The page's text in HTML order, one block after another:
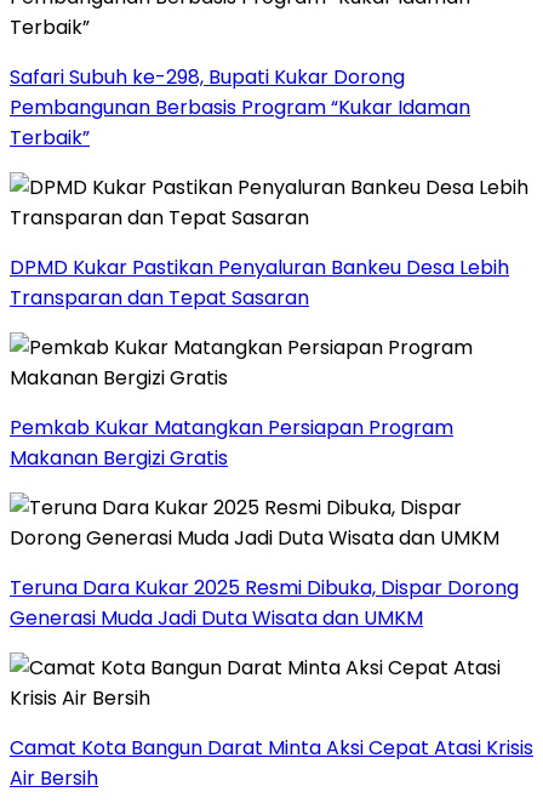
Safari Subuh ke-298, Bupati Kukar Dorong
Pembangunan Berbasis Program “Kukar Idaman
Terbaik”
DPMD Kukar Pastikan Penyaluran Bankeu Desa Lebih
Transparan dan Tepat Sasaran
Pemkab Kukar Matangkan Persiapan Program
Makanan Bergizi Gratis
Teruna Dara Kukar 2025 Resmi Dibuka, Dispar Dorong
Generasi Muda Jadi Duta Wisata dan UMKM
Camat Kota Bangun Darat Minta Aksi Cepat Atasi Krisis
Air Bersih